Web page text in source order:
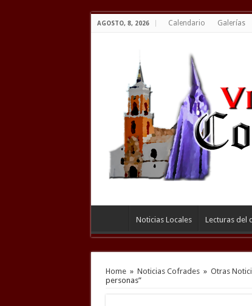
AGOSTO, 8, 2026 Calendario Galerías
Noticias Locales Lecturas del
Home » Noticias Cofrades » Otras
personas”